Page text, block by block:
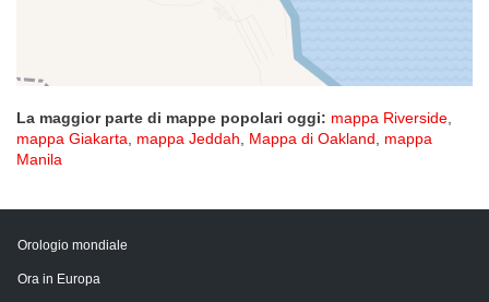
La maggior parte di mappe popolari oggi: mappa Riverside,
mappa Giakarta, mappa Jeddah, Mappa di Oakland, mappa
Manila
Orologio mondiale
Ora in Europa